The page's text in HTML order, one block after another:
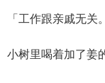
「工作跟亲戚无关
小树里喝着加了姜